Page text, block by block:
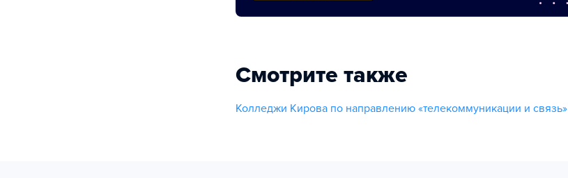
Смотрите также
Колледжи Кирова по направлению «телекоммуникации и связь»